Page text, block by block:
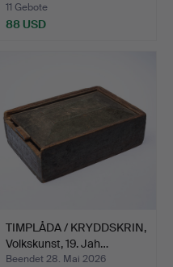
11 Gebote
88 USD
TIMPLÅDA / KRYDDSKRIN,
Volkskunst, 19. Jah…
Beendet 28. Mai 2026